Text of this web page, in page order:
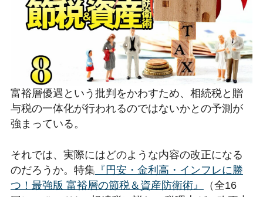
富裕層優遇という批判をかわすため、相続税と贈
与税の一体化が行われるのではないかとの予測が
強まっている。
それでは、実際にはどのような内容の改正になる
のだろうか。特集『円安・金利高・インフレに勝
つ！最強版 富裕層の節税＆資産防衛術』
（全16